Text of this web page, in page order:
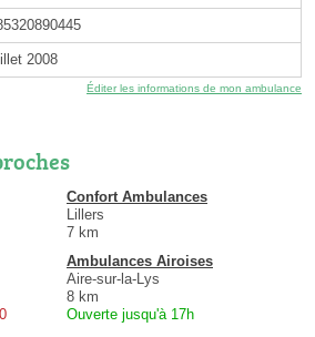
2008
Éditer les informations de mon ambulance
Confort Ambulances
Lillers
7 km
Ambulances Airoises
Aire-sur-la-Lys
8 km
Ouverte jusqu'à 17h